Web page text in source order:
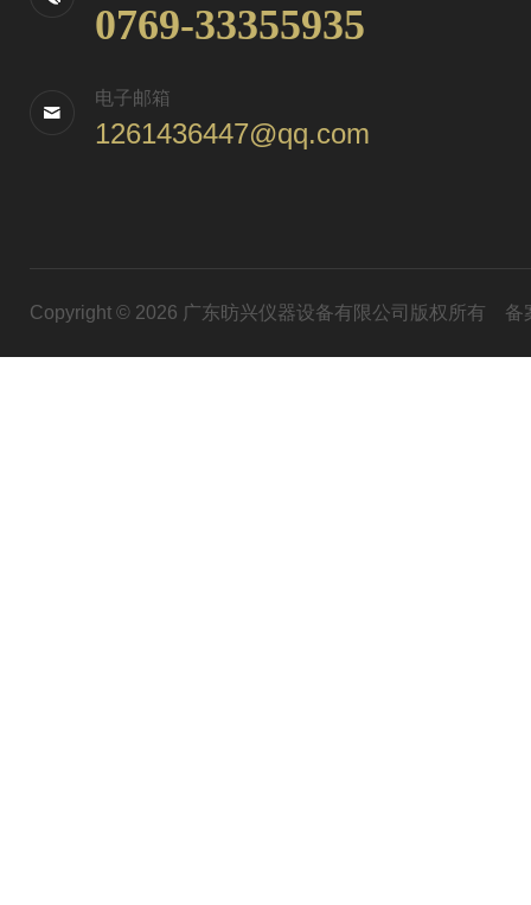
0769-33355935
电子邮箱
1261436447@qq.com
Copyright © 2026 广东昉兴仪器设备有限公司版权所有 备